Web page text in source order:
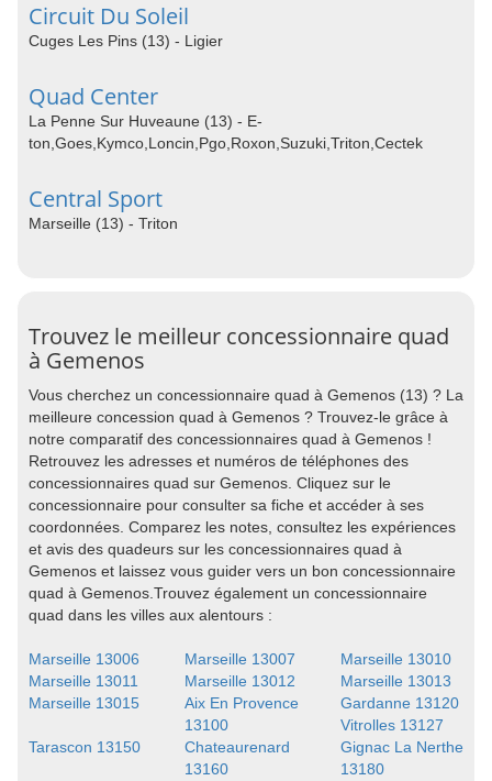
Circuit Du Soleil
Cuges Les Pins (13) - Ligier
Quad Center
La Penne Sur Huveaune (13) - E-
ton,Goes,Kymco,Loncin,Pgo,Roxon,Suzuki,Triton,Cectek
Central Sport
Marseille (13) - Triton
Trouvez le meilleur concessionnaire quad
à Gemenos
Vous cherchez un concessionnaire quad à Gemenos (13) ? La
meilleure concession quad à Gemenos ? Trouvez-le grâce à
notre comparatif des concessionnaires quad à Gemenos !
Retrouvez les adresses et numéros de téléphones des
concessionnaires quad sur Gemenos. Cliquez sur le
concessionnaire pour consulter sa fiche et accéder à ses
coordonnées. Comparez les notes, consultez les expériences
et avis des quadeurs sur les concessionnaires quad à
Gemenos et laissez vous guider vers un bon concessionnaire
quad à Gemenos.Trouvez également un concessionnaire
quad dans les villes aux alentours :
Marseille 13006 Marseille 13007
Marseille 13010
Marseille 13011
Marseille 13012
Marseille 13013
Marseille 13015
Aix En Provence
13100
Gardanne 13120
Vitrolles 13127
Tarascon 13150
Chateaurenard
13160
Gignac La Nerthe
13180